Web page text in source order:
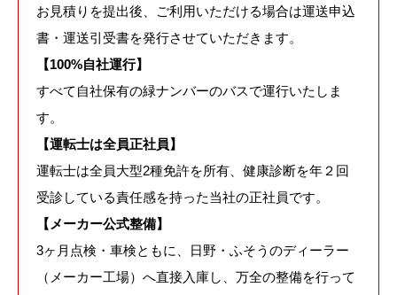
お見積りを提出後、ご利用いただける場合は運送申込
書・運送引受書を発行させていただきます。
【100%自社運行】
すべて自社保有の緑ナンバーのバスで運行いたしま
す。
【運転士は全員正社員】
運転士は全員大型2種免許を所有、健康診断を年２回
受診している責任感を持った当社の正社員です。
【メーカー公式整備】
3ヶ月点検・車検ともに、日野・ふそうのディーラー
（メーカー工場）へ直接入庫し、万全の整備を行って